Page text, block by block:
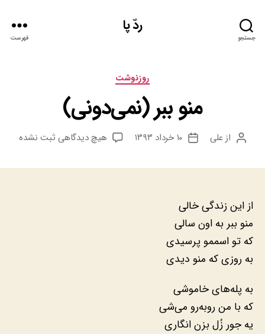
جستجو
ردّ پا
فهرست
دسته‌ها
روزنوشت
منو ببر (نمی‌دونی)
نویسنده
ازعلی
تاریخ
۱۰ خرداد ۱۳۹۳ هیچ دیدگاهی برای
ثبت نشده
از این زندگی خالی
منو ببر به اون سالی
که تو اسممو پرسیدی
به روزی که منو دیدی
به پله‌های خاموشی
که با من روبه‌رو می‌شی
یه جور زُل بزن انگاری